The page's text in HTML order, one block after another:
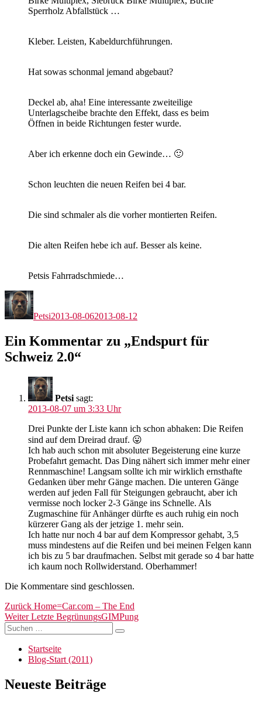
Sperrholz Abfallstück …
Kleber. Leisten, Kabeldurchführungen.
Hat sowas schonmal jemand abgebaut?
Deckel ab, aha! Eine interessante zweiteilige
Unterlagscheibe brachte den Effekt, dass es beim
Öffnen in beide Richtungen fester wurde.
Aber ich erkenne doch ein Gewinde… 🙂
Schon leuchten die neuen Reifen bei 4 bar.
Die sind schmaler als die vorher montierten Reifen.
Die alten Reifen hebe ich auf. Besser als keine.
Petsis Fahrradschmiede…
Autor
Petsi2013-08-062013-08-12
Ein Kommentar zu „Endspurt für
Schweiz 2.0“
Petsi sagt:
2013-08-07 um 3:33 Uhr
Drei Punkte der Liste kann ich schon abhaken: Die Reifen
sind auf dem Dreirad drauf. 😛
Ich hab auch schon mit absoluter Begeisterung eine kurze
Probefahrt gemacht. Das Ding nähert sich immer mehr einer
Rennmaschine! Langsam sollte ich mir wirklich ernsthafte
Gedanken über mehr Gänge machen. Die unteren Gänge
werden auf jeden Fall für Steigungen gebraucht, aber ich
vermisse noch locker 2-3 Gänge ins Schnelle. Als
Zugmaschine für Anhänger dürfte es auch ruhig ein noch
kürzerer Gang als der jetzige 1. mehr sein.
Ich hatte nur noch 4 bar auf dem Kompressor gehabt, 3,5
muss mindestens auf die Reifen und bei meinen Felgen kann
ich bis zu 5 bar draufmachen. Selbst mit gerade so 4 bar hatte
ich kaum noch Rollwiderstand. Oberhammer!
Die Kommentare sind geschlossen.
Beitragsnavigation
Zurück Vorheriger
Beitrag:
Home=Car.com – The End
Weiter Nächster
Beitrag:
Letzte BegrünungsGIMPung
Suchen
nach:
Suchen
Startseite
Blog-Start (2011)
Neueste Beiträge